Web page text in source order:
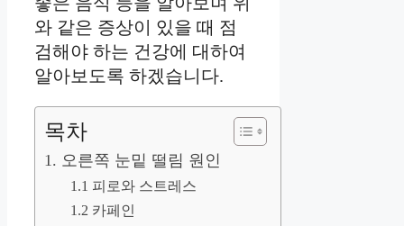
와 같은 증상이 있을 때 점
검해야 하는 건강에 대하여
알아보도록 하겠습니다.
목차
1. 오른쪽 눈밑 떨림 원인
1.1 피로와 스트레스
1.2 카페인